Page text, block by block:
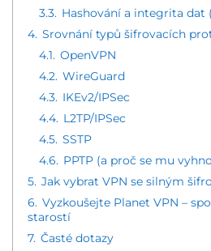
3.3. Hashování a integrita dat
4. Srovnání typů šifrovacích
4.1. OpenVPN
4.2. WireGuard
4.3. IKEv2/IPSec
4.4. L2TP/IPSec
4.5. SSTP
4.6. PPTP (a proč se mu
5. Jak vybrat VPN se silným
6. Vyzkoušejte Planet VPN –
starostí
7. Časté dotazy